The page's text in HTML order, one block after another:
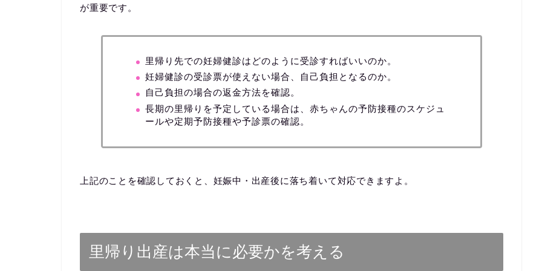
が重要です。
里帰り先での妊婦健診はどのように受診すればいいのか。
妊婦健診の受診票が使えない場合、自己負担となるのか。
自己負担の場合の返金方法を確認。
長期の里帰りを予定している場合は、赤ちゃんの予防接種のスケジュ
ールや定期予防接種や予診票の確認。
上記のことを確認しておくと、妊娠中・出産後に落ち着いて対応できますよ。
里帰り出産は本当に必要かを考える